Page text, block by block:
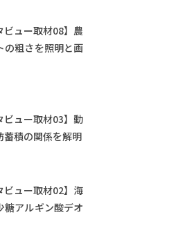
ビュー取材08】農
の粗さを照明と画
ビュー取材03】動
蓄積の関係を解明
ビュー取材02】海
糖アルギン酸デオ